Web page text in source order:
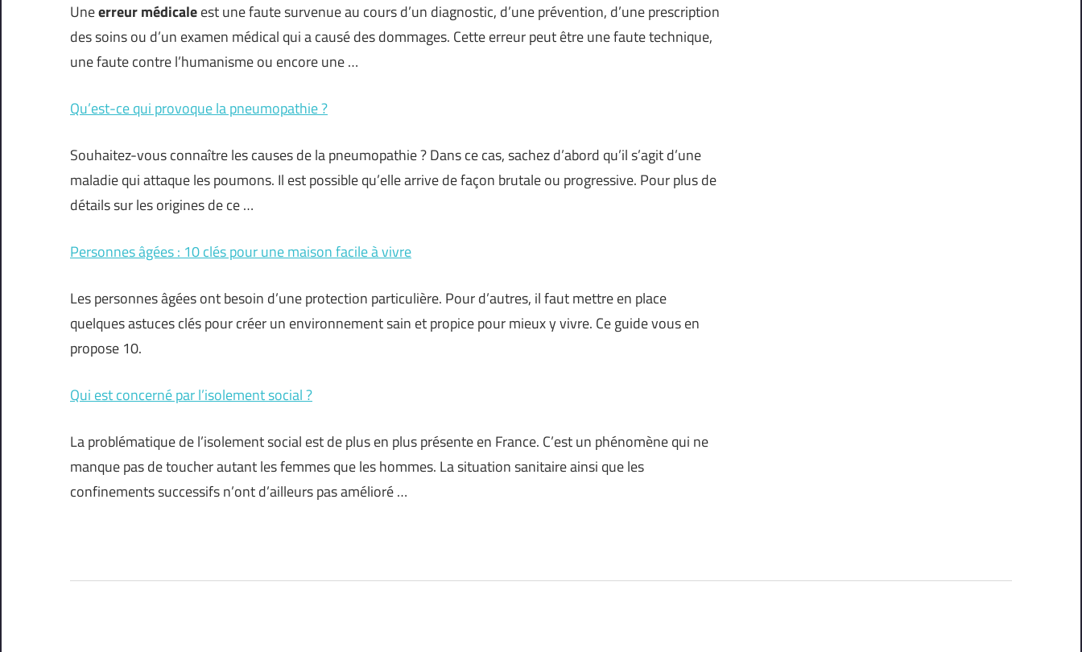
Uneerreur médicaleest une faute survenue au cours d’un diagnostic, d’une prévention, d’une prescription
des soins ou d’un examen médical qui a causé des dommages. Cette erreur peut être une faute technique,
une faute contre l’humanisme ou encore une …
Qu’est-ce qui provoque la pneumopathie ?
Souhaitez-vous connaître les causes de la pneumopathie ? Dans ce cas, sachez d’abord qu’il s’agit d’une
maladie qui attaque les poumons. Il est possible qu’elle arrive de façon brutale ou progressive. Pour plus de
détails sur les origines de ce …
Personnes âgées : 10 clés pour une maison facile à vivre
Les personnes âgées ont besoin d’une protection particulière. Pour d’autres, il faut mettre en place
quelques astuces clés pour créer un environnement sain et propice pour mieux y vivre. Ce guide vous en
propose 10.
Qui est concerné par l’isolement social ?
La problématique de l’isolement social est de plus en plus présente en France. C’est un phénomène qui ne
manque pas de toucher autant les femmes que les hommes. La situation sanitaire ainsi que les
confinements successifs n’ont d’ailleurs pas amélioré …